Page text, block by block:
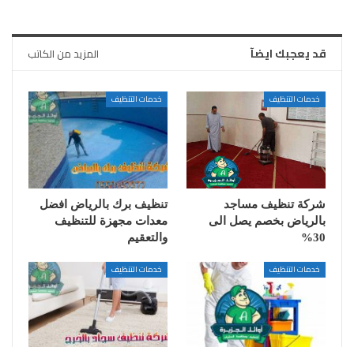
قد يعجبك ايضآ المزيد من الكاتب
خدمات التنظيف
شركة تنظيف مساجد
بالرياض بخصم يصل الى
30%
خدمات التنظيف
تنظيف برك بالرياض افضل
معدات مجهزة للتنظيف
والتعقيم
خدمات التنظيف خدمات التنظيف